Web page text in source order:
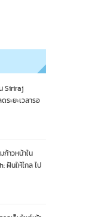
Siriraj
ระยะเวลารอ
ก้าวหน้าใน
ฝันให้ไกล ไป